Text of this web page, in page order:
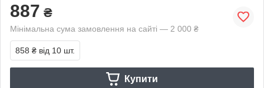
887 ₴
Мінімальна сума замовлення на сайті — 2 000 ₴
858 ₴ від 10 шт.
Купити